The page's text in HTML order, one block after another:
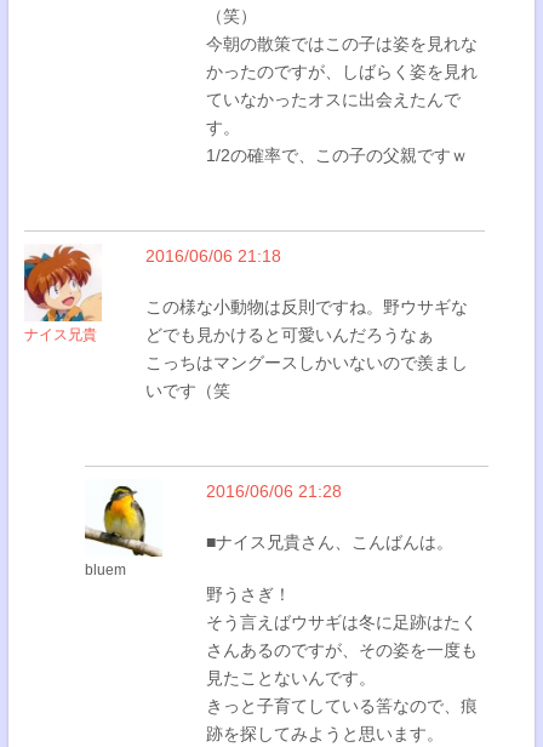
（笑）
今朝の散策ではこの子は姿を見れな
かったのですが、しばらく姿を見れ
ていなかったオスに出会えたんで
す。
1/2の確率で、この子の父親ですｗ
ナイス兄貴
2016/06/06 21:18
この様な小動物は反則ですね。野ウサギな
どでも見かけると可愛いんだろうなぁ
こっちはマングースしかいないので羨まし
いです（笑
bluem
2016/06/06 21:28
■ナイス兄貴さん、こんばんは。
野うさぎ！
そう言えばウサギは冬に足跡はたく
さんあるのですが、その姿を一度も
見たことないんです。
きっと子育てしている筈なので、痕
跡を探してみようと思います。